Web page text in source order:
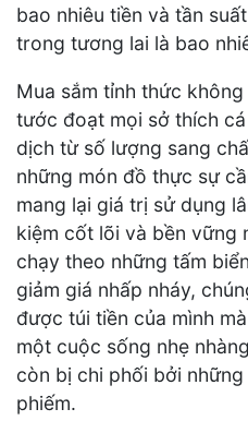
bao nhiêu tiền và tần
trong tương lai là bao
Mua sắm tỉnh thức
tước đoạt mọi sở thích
dịch từ số lượng sang
những món đồ thực sự
mang lại giá trị sử dụng
kiệm cốt lõi và bền vững
chạy theo những tấm
giảm giá nhấp nháy,
được túi tiền của mình
một cuộc sống nhẹ
còn bị chi phối bởi
phiếm.